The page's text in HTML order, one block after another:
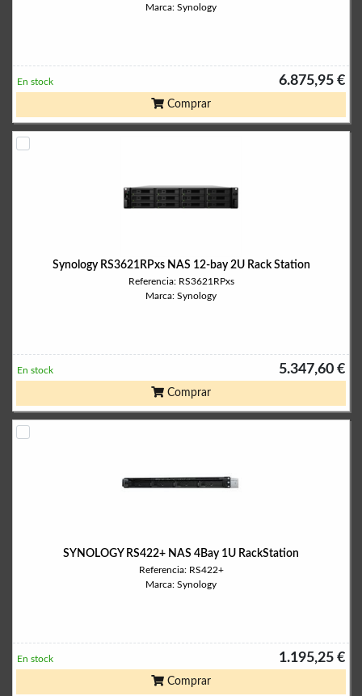
Marca: Synology
6.875,95 €
En stock
Comprar
Synology RS3621RPxs NAS 12-bay 2U Rack Station
Referencia: RS3621RPxs
Marca: Synology
5.347,60 €
En stock
Comprar
SYNOLOGY RS422+ NAS 4Bay 1U RackStation
Referencia: RS422+
Marca: Synology
1.195,25 €
En stock
Comprar